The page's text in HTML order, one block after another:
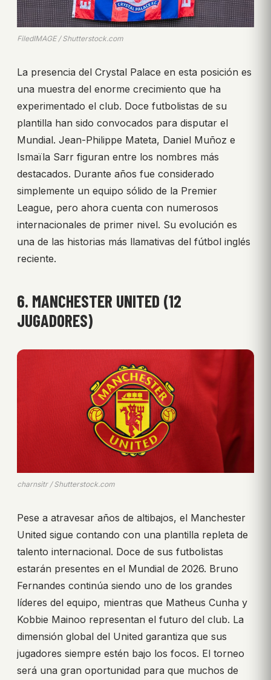
FiledIMAGE / Shutterstock.com
La presencia del Crystal Palace en esta posición es
una muestra del enorme crecimiento que ha
experimentado el club. Doce futbolistas de su
plantilla han sido convocados para disputar el
Mundial. Jean-Philippe Mateta, Daniel Muñoz e
Ismaïla Sarr figuran entre los nombres más
destacados. Durante años fue considerado
simplemente un equipo sólido de la Premier
League, pero ahora cuenta con numerosos
internacionales de primer nivel. Su evolución es
una de las historias más llamativas del fútbol inglés
reciente.
6. MANCHESTER UNITED (12
JUGADORES)
charnsitr / Shutterstock.com
Pese a atravesar años de altibajos, el Manchester
United sigue contando con una plantilla repleta de
talento internacional. Doce de sus futbolistas
estarán presentes en el Mundial de 2026. Bruno
Fernandes continúa siendo uno de los grandes
líderes del equipo, mientras que Matheus Cunha y
Kobbie Mainoo representan el futuro del club. La
dimensión global del United garantiza que sus
jugadores siempre estén bajo los focos. El torneo
será una gran oportunidad para que muchos de